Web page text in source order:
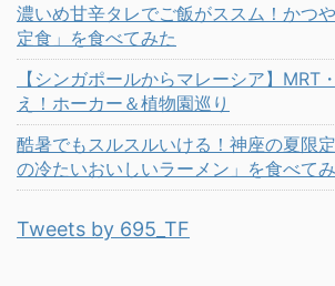
濃いめ甘辛タレでご飯がススム！かつ
定食」を食べてみた
【シンガポールからマレーシア】MRT
え！ホーカー＆植物園巡り
酷暑でもスルスルいける！神座の夏限
の冷たいおいしいラーメン」を食べて
Tweets by 695_TF